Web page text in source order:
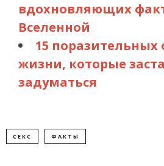
вдохновляющих
Вселенной
15 поразительных
жизни, которые
задуматься
СЕКС ФАКТЫ